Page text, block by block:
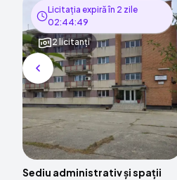
Licitația expiră în 2 zile
02:44:48
2 licitanți
Sediu administrativ și spații